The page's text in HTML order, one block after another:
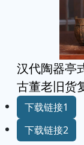
汉代陶器亭
古董老旧货
下载链接1
下载链接2